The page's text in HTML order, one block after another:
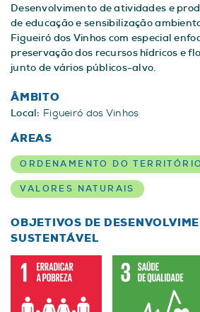
Desenvolvimento de atividades e
de educação e sensibilização
Figueiró dos Vinhos com especial
preservação dos recursos hídricos e
junto de vários públicos-alvo.
ÂMBITO
Local: Figueiró dos Vinhos
ÁREAS
ORDENAMENTO DO TERRITÓRIO
VALORES NATURAIS
OBJETIVOS DE
SUSTENTÁVEL